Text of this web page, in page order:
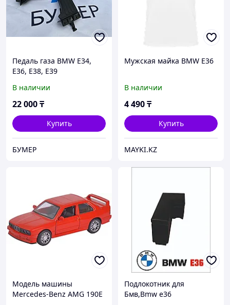
Педаль газа BMW E34,
E36, E38, E39
В наличии
22 000₸
Купить
БУМЕР
Мужская майка BMW E36
В наличии
4 490₸
Купить
MAYKI.KZ
Модель машины
Mercedes-Benz AMG 190E
Подлокотник для
Бмв,Bmw е36